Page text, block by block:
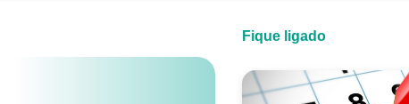
Fique ligado